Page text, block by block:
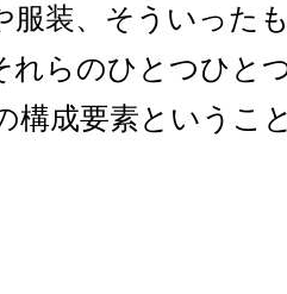
服装、そういった
れらのひとつひと
構成要素というこ